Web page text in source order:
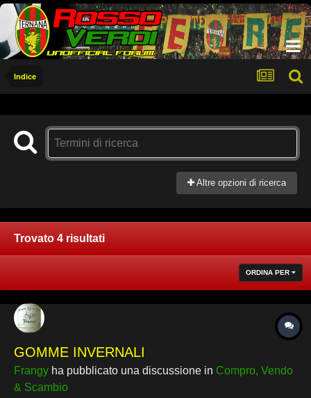
Indice
Altre opzioni di ricerca
Trovato 4 risultati
ORDINA PER
GOMME INVERNALI
Frangy ha pubblicato una discussione in Compro, Vendo
& Scambio